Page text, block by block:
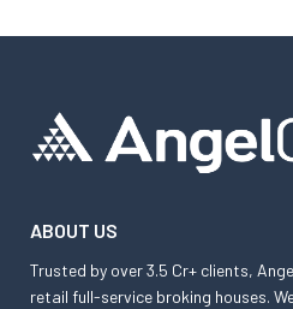
ABOUT US
Trusted by over 3.5 Cr+ clients,
retail full-service broking houses.